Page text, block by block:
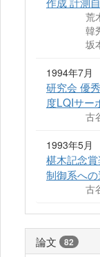
荒
韓
坂
1994年7月
研究会 優
度LQIサー
古
1993年5月
椹木記念
制御系へ
古
論文 82